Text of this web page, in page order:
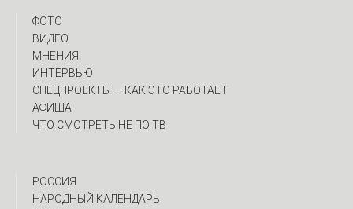
ФОТО
ВИДЕО
МНЕНИЯ
ИНТЕРВЬЮ
CПЕЦПРОЕКТЫ — КАК ЭТО РАБОТАЕТ
АФИША
ЧТО СМОТРЕТЬ НЕ ПО ТВ
РОССИЯ
НАРОДНЫЙ КАЛЕНДАРЬ